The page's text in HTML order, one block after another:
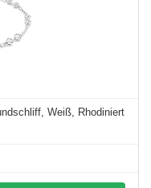
Weiß, Rhodiniert